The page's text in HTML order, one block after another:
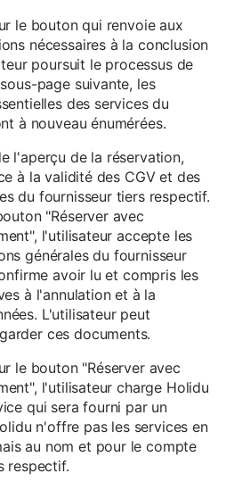
le bouton qui renvoie aux
nécessaires à la conclusion
poursuit le processus de
page suivante, les
des services du
à nouveau énumérées.
l'aperçu de la réservation,
à la validité des CGV et des
du fournisseur tiers respectif.
"Réserver avec
l'utilisateur accepte les
générales du fournisseur
avoir lu et compris les
à l'annulation et à la
L'utilisateur peut
ces documents.
le bouton "Réserver avec
l'utilisateur charge Holidu
qui sera fourni par un
n'offre pas les services en
au nom et pour le compte
respectif.